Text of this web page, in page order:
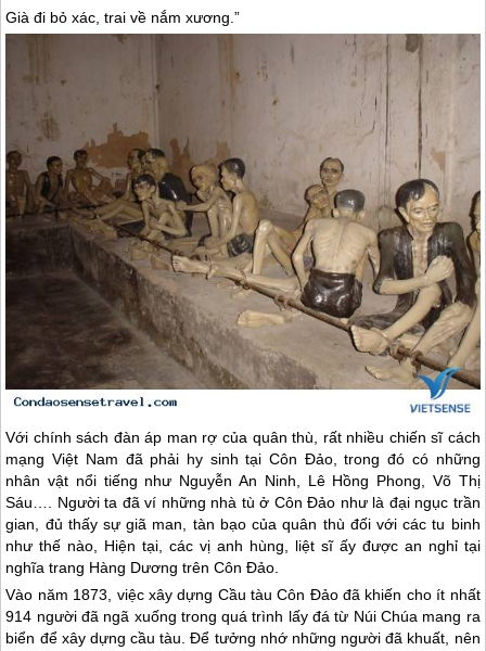
Già đi bỏ xác, trai về nắm xương.”
Với chính sách đàn áp man rợ của quân thù, rất nhiều chiến sĩ cách
mạng Việt Nam đã phải hy sinh tạiCôn Đảo, trong đó có những
nhân vật nổi tiếng như Nguyễn An Ninh, Lê Hồng Phong, Võ Thị
Sáu…. Người ta đã ví những nhà tù ở Côn Đảo như là đại ngục trần
gian, đủ thấy sự giã man, tàn bạo của quân thù đối với các tu binh
như thế nào, Hiện tại, các vị anh hùng, liệt sĩ ấy được an nghỉ tại
nghĩa trang Hàng Dương trênCôn Đảo
Vào năm 1873, việc xây dựng Cầu tàuCôn Đảođã khiến cho ít nhất
914 người đã ngã xuống trong quá trình lấy đá từ Núi Chúa mang ra
biển để xây dựng cầu tàu. Để tưởng nhớ những người đã khuất, nên